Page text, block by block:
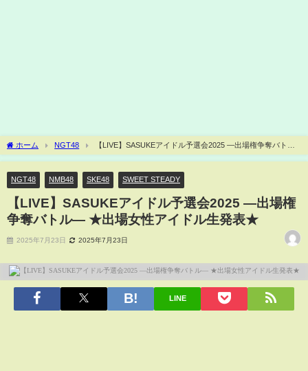
ホーム NGT48
【LIVE】SASUKEアイドル予選会2025 ―出場権争奪バトル
― ★出場女性アイドル生発表★
NGT48 NMB48 SKE48 SWEET STEADY
【LIVE】SASUKEアイドル予選会2025 ―出場権
争奪バトル― ★出場女性アイドル生発表★
2025年7月23日 2025年7月23日
LINE